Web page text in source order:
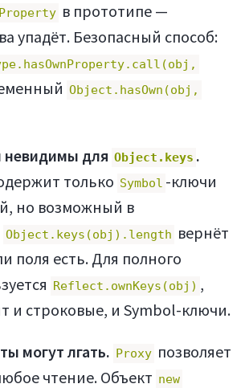
в прототипе —
упадёт. Безопасный способ:
Object.hasOwn(obj,
для Object.keys .
только Symbol -ключи
но возможный в
Object.keys(obj).length вернёт
поля есть. Для полного
Reflect.ownKeys(obj) ,
и строковые, и Symbol-ключи.
могут лгать. Proxy позволяет
чтение. Объект new